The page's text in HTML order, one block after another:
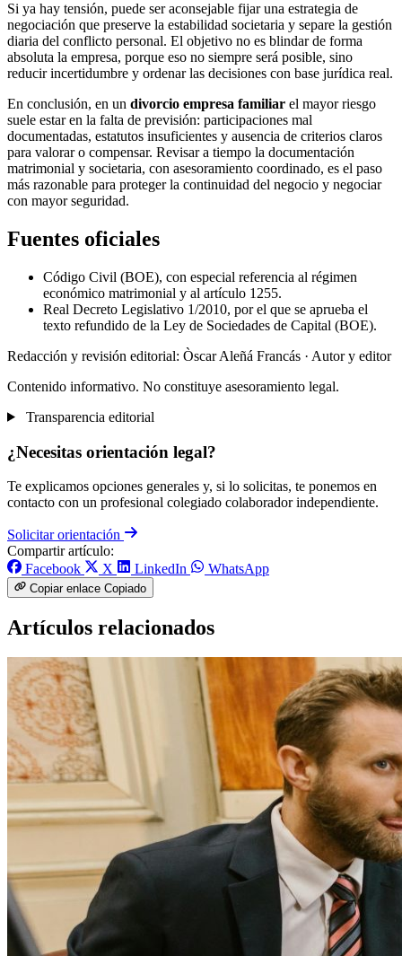
Si ya hay tensión, puede ser aconsejable fijar una estrategia de
negociación que preserve la estabilidad societaria y separe la gestión
diaria del conflicto personal. El objetivo no es blindar de forma
absoluta la empresa, porque eso no siempre será posible, sino
reducir incertidumbre y ordenar las decisiones con base jurídica real.
En conclusión, en un divorcio empresa familiar el mayor riesgo
suele estar en la falta de previsión: participaciones mal
documentadas, estatutos insuficientes y ausencia de criterios claros
para valorar o compensar. Revisar a tiempo la documentación
matrimonial y societaria, con asesoramiento coordinado, es el paso
más razonable para proteger la continuidad del negocio y negociar
con mayor seguridad.
Fuentes oficiales
Código Civil (BOE), con especial referencia al régimen
económico matrimonial y al artículo 1255.
Real Decreto Legislativo 1/2010, por el que se aprueba el
texto refundido de la Ley de Sociedades de Capital (BOE).
Redacción y revisión editorial: Òscar Aleñá Francás · Autor y editor
Contenido informativo. No constituye asesoramiento legal.
Transparencia editorial
¿Necesitas orientación legal?
Te explicamos opciones generales y, si lo solicitas, te ponemos en
contacto con un profesional colegiado colaborador independiente.
Solicitar orientación
Compartir artículo:
Facebook
X LinkedIn WhatsApp
Copiar enlace Copiado
Artículos relacionados